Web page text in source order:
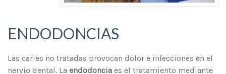
ENDODONCIAS
Las caries no tratadas provocan dolor e infecciones en el
nervio dental. La
endodoncia
es el tratamiento mediante